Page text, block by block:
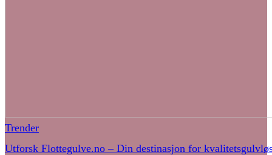
Trender
Utforsk Flottegulve.no – Din destinasjon for